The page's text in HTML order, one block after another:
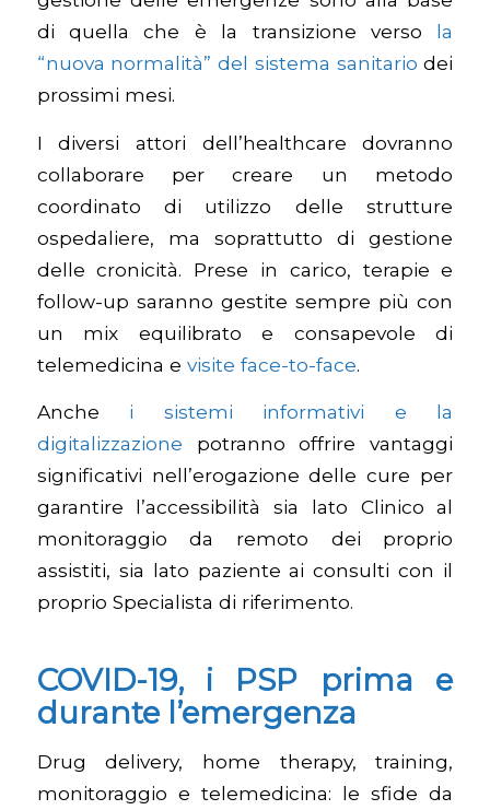
di quella che è la transizione verso la
“nuova normalità” del sistema sanitario dei
prossimi mesi.
I diversi attori dell’healthcare dovranno
collaborare per creare un metodo
coordinato di utilizzo delle strutture
ospedaliere, ma soprattutto di gestione
delle cronicità. Prese in carico, terapie e
follow-up saranno gestite sempre più con
un mix equilibrato e consapevole di
telemedicina e visite face-to-face.
Anche i sistemi informativi e la
digitalizzazione potranno offrire vantaggi
significativi nell’erogazione delle cure per
garantire l’accessibilità sia lato Clinico al
monitoraggio da remoto dei proprio
assistiti, sia lato paziente ai consulti con il
proprio Specialista di riferimento.
COVID-19, i PSP prima e
durante l’emergenza
Drug delivery, home therapy, training,
monitoraggio e telemedicina: le sfide da